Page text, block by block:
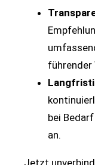
führender
bei
an.
Jetzt